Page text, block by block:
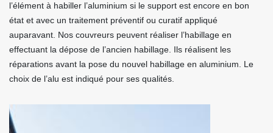
l’élément à habiller l’aluminium si le support est encore en bon
état et avec un traitement préventif ou curatif appliqué
auparavant. Nos couvreurs peuvent réaliser l’habillage en
effectuant la dépose de l’ancien habillage. Ils réalisent les
réparations avant la pose du nouvel habillage en aluminium. Le
choix de l’alu est indiqué pour ses qualités.